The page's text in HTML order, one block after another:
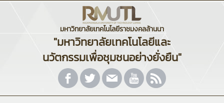
มหาวิทยาลัยเทคโนโลยีราชมงคลล้านนา
"มหาวิทยาลัยเทคโนโลยีและ
นวัตกรรมเพื่อชุมชนอย่างยั่งยืน"